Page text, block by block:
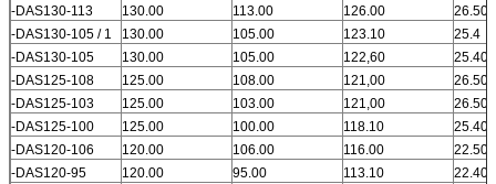
-DAS130-113
130.00 113.00 126.00
26.50
-DAS130-105 / 1
130.00 105.00 123.10
25.4
-DAS130-105
130.00 105.00 122,60
25.40
-DAS125-108
125.00 108.00 121,00
26.50
-DAS125-103
125.00 103.00 121,00
26.50
-DAS125-100
125.00 100.00 118.10
25.40
-DAS120-106
120.00 106.00 116.00
22.50
-DAS120-95
120.00 95.00 113.10
22.40